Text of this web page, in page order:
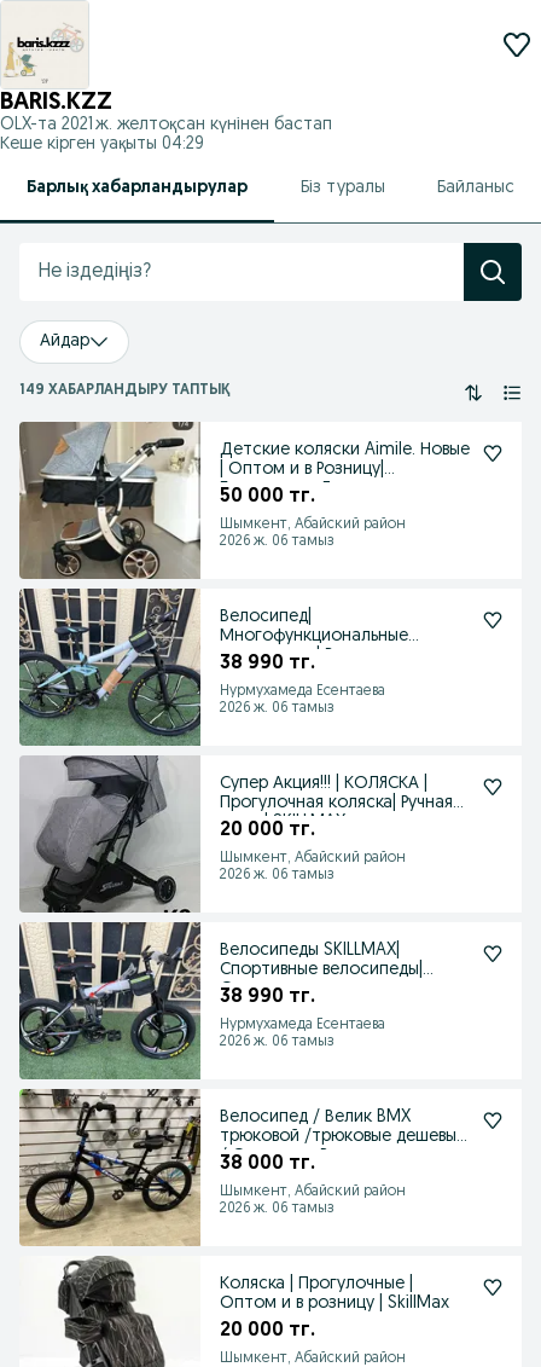
BARIS.KZZ
OLX-та 2021 ж. желтоқсан күнінен бастап
Кеше кірген уақыты 04:29
Барлық хабарландырулар Біз туралы Байланыс
Айдар
149 ХАБАРЛАНДЫРУ ТАПТЫҚ
Детские коляски Aimile. Новые
| Оптом и в Розницу|
Бесплатная Доставка
50 000 тг.
Шымкент, Абайский район
2026 ж. 06 тамыз
Велосипед|
Многофункциональные
велосипеды| Велосипеды
38 990 тг.
Нурмухамеда Есентаева
2026 ж. 06 тамыз
Супер Акция!!! | КОЛЯСКА |
Прогулочная коляска| Ручная
кладь| SKILLMAX
20 000 тг.
Шымкент, Абайский район
2026 ж. 06 тамыз
Велосипеды SKILLMAX|
Спортивные велосипеды|
Оптом и в розницу
38 990 тг.
Нурмухамеда Есентаева
2026 ж. 06 тамыз
Велосипед / Велик BMX
трюковой /трюковые дешевые
/ Оптом и в Розницу
38 000 тг.
Шымкент, Абайский район
2026 ж. 06 тамыз
Коляска | Прогулочные |
Оптом и в розницу | SkillMax
20 000 тг.
Шымкент, Абайский район